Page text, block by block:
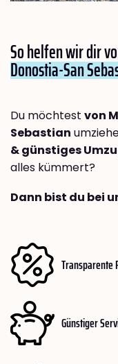
So helfen wir dir
Donostia-San
Du möchtest von
Sebastian
& günstiges
alles kümmert?
Dann bist du bei
Transparente
Günstiger